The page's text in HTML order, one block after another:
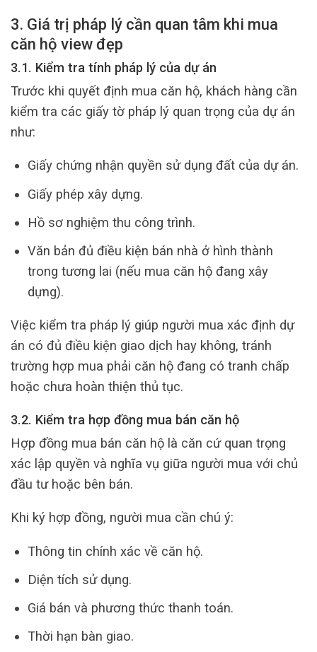
3. Giá trị pháp lý cần quan tâm khi mua
căn hộ view đẹp
3.1. Kiểm tra tính pháp lý của dự án
Trước khi quyết định mua căn hộ, khách hàng cần
kiểm tra các giấy tờ pháp lý quan trọng của dự án
như:
Giấy chứng nhận quyền sử dụng đất của dự án.
Giấy phép xây dựng.
Hồ sơ nghiệm thu công trình.
Văn bản đủ điều kiện bán nhà ở hình thành
trong tương lai (nếu mua căn hộ đang xây
dựng).
Việc kiểm tra pháp lý giúp người mua xác định dự
án có đủ điều kiện giao dịch hay không, tránh
trường hợp mua phải căn hộ đang có tranh chấp
hoặc chưa hoàn thiện thủ tục.
3.2. Kiểm tra hợp đồng mua bán căn hộ
Hợp đồng mua bán căn hộ là căn cứ quan trọng
xác lập quyền và nghĩa vụ giữa người mua với chủ
đầu tư hoặc bên bán.
Khi ký hợp đồng, người mua cần chú ý:
Thông tin chính xác về căn hộ.
Diện tích sử dụng.
Giá bán và phương thức thanh toán.
Thời hạn bàn giao.